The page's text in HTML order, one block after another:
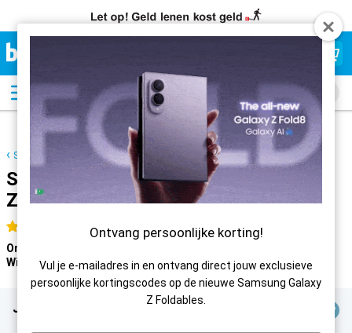
Beste Prijsgarantie
Samsung Galaxy S26 Ultra 256GB Zwart
Samsung Galaxy S26 Ultra 256GB
Zwart
4.5 sterren 9,3 Uitstekend
Online:
Winkel: Niet op voorraad
Je huidige 06-nummer houden?
Ontvang persoonlijke korting!
Vul je e-mailadres in en ontvang direct jouw exclusieve
persoonlijke kortingscodes op de nieuwe Samsung Galaxy
Z Foldables.